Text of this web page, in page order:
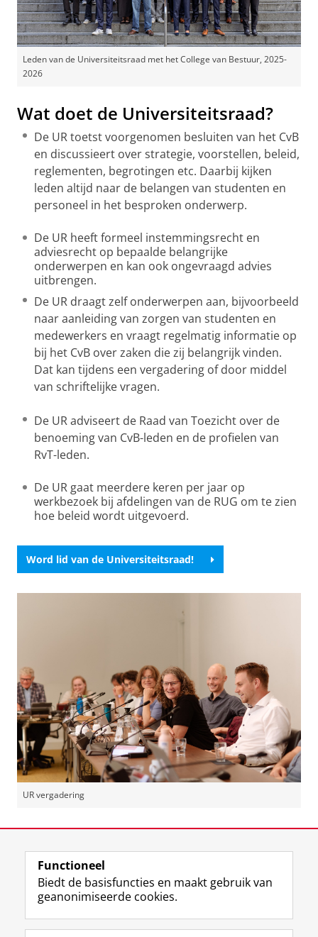
Leden van de Universiteitsraad met het College van Bestuur, 2025-
2026
Wat doet de Universiteitsraad?
De UR toetst voorgenomen besluiten van het CvB
en discussieert over strategie, voorstellen, beleid,
reglementen, begrotingen etc. Daarbij kijken
leden altijd naar de belangen van studenten en
personeel in het besproken onderwerp.
De UR heeft formeel instemmingsrecht en
adviesrecht op bepaalde belangrijke
onderwerpen en kan ook ongevraagd advies
uitbrengen.
De UR draagt zelf onderwerpen aan, bijvoorbeeld
naar aanleiding van zorgen van studenten en
medewerkers en vraagt regelmatig informatie op
bij het CvB over zaken die zij belangrijk vinden.
Dat kan tijdens een vergadering of door middel
van schriftelijke vragen.
De UR adviseert de Raad van Toezicht over de
benoeming van CvB-leden en de profielen van
RvT-leden.
De UR gaat meerdere keren per jaar op
werkbezoek bij afdelingen van de RUG om te zien
hoe beleid wordt uitgevoerd.
Word lid van de Universiteitsraad!
UR vergadering
View this page in:
Volg de RUG
F
L
R I
Y
Functioneel
Biedt de basisfuncties en maakt gebruik van
geanonimiseerde cookies.